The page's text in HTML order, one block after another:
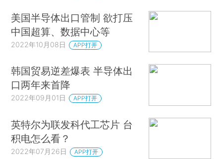
美国半导体出口管制 欲打压
中国超算、数据中心等
2022年10月08日 APP打开
韩国贸易逆差爆表 半导体出
口两年来首降
2022年09月01日 APP打开
英特尔为联发科代工芯片 台
积电怎么看？
2022年07月26日 APP打开